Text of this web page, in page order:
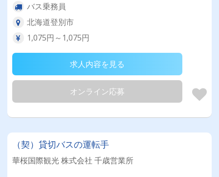
バス乗務員
北海道登別市
1,075円～1,075円
求人内容を見る
オンライン応募
（契）貸切バスの運転手
華桜国際観光 株式会社 千歳営業所